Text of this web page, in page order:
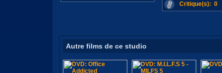
Critique(s): 0
Autre films de ce studio